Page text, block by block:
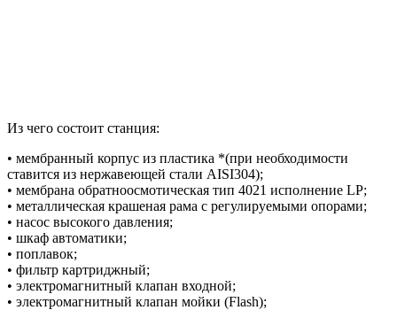
Из чего состоит станция:
• мембранный корпус из пластика *(при необходимости
ставится из нержавеющей стали AISI304);
• мембрана обратноосмотическая тип 4021 исполнение LP;
• металлическая крашеная рама с регулируемыми опорами;
• насос высокого давления;
• шкаф автоматики;
• поплавок;
• фильтр картриджный;
• электромагнитный клапан входной;
• электромагнитный клапан мойки (Flash);